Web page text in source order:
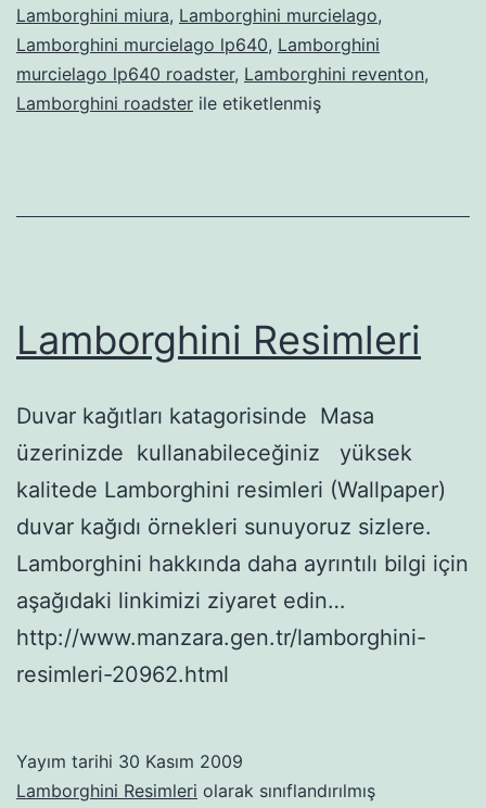
Lamborghini miura, Lamborghini murcielago,
Lamborghini murcielago lp640, Lamborghini
murcielago lp640 roadster, Lamborghini reventon,
Lamborghini roadster ile etiketlenmiş
Lamborghini Resimleri
Duvar kağıtları katagorisinde Masa
üzerinizde kullanabileceğiniz yüksek
kalitede Lamborghini resimleri (Wallpaper)
duvar kağıdı örnekleri sunuyoruz sizlere.
Lamborghini hakkında daha ayrıntılı bilgi için
aşağıdaki linkimizi ziyaret edin…
http://www.manzara.gen.tr/lamborghini-
resimleri-20962.html
Yayım tarihi 30 Kasım 2009
Lamborghini Resimleri olarak sınıflandırılmış